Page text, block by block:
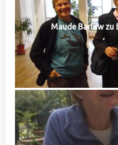
Maude Barlow zu